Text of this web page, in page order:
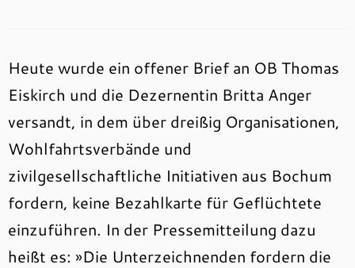
Heute wurde ein offener Brief an OB Thomas
Eiskirch und die Dezernentin Britta Anger
versandt, in dem über dreißig Organisationen,
Wohlfahrtsverbände und
zivilgesellschaftliche Initiativen aus Bochum
fordern, keine Bezahlkarte für Geflüchtete
einzuführen. In der Pressemitteilung dazu
heißt es: »Die Unterzeichnenden fordern die